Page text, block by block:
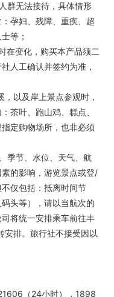
群无法接待，具体情形
孕妇、残障、重疾、超
等；
在变化，购买本产品须二
人工确认并签约为准，
以及岸上景点参观时，
茶叶、跑山鸡、糕点、
定购物场所，也非必须
季节、水位、天气、航
的影响，游览景点或登/
仅包括：抵离时间节
头等），请以当航次的
将统一安排乘车前往丰
安排。旅行社不接受因以
（24小时），1898